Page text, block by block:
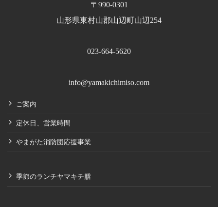
〒990-0301
山形県東村山郡山辺町山辺254
023-664-5620
info@yamakichimiso.com
ご案内
定休日、営業時間
やまがた消防団応援事業
季節のランチヤマキチ膳